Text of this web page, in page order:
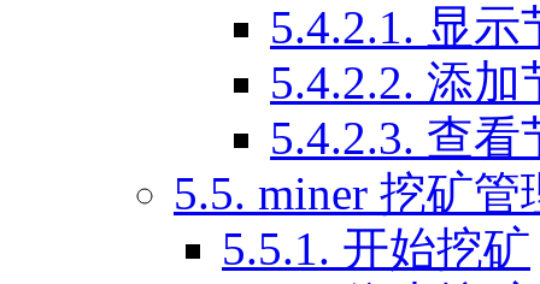
5.4.2.1. 显示
5.4.2.2. 添加
5.4.2.3. 查看
5.5. miner 挖矿管
5.5.1. 开始挖矿